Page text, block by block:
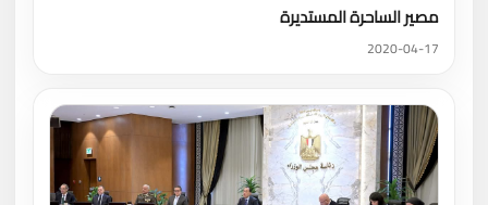
مصير الساحرة المستديرة
2020-04-17